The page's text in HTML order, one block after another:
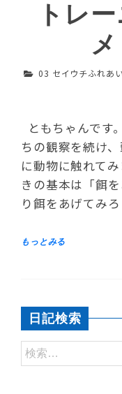
トレ
03 セイウチふれあ
ともちゃんです
ちの観察を続け
に動物に触れて
きの基本は「餌
り餌をあげてみ
日記検索